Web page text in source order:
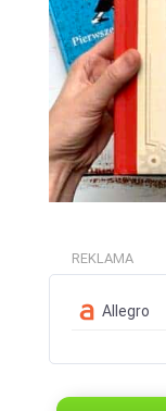
REKLAMA
Allegro